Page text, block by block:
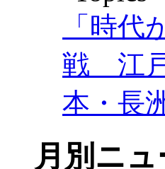
「時
戦 江
本・長
月別ニ